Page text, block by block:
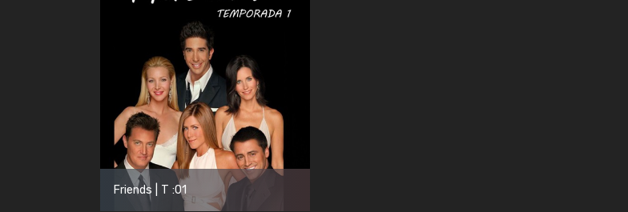
Friends | T :01